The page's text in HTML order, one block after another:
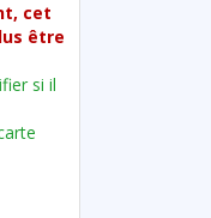
cet
être
si il